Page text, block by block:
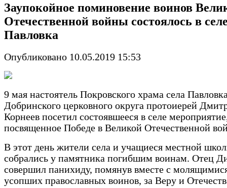
Заупокойное поминовение воинов
Отечественной войны состоялось в
Павловка
Опубликовано 10.05.2019 15:53
9 мая настоятель Покровского храма села
Добринского церковного округа протоиерей
Корнеев посетил состоявшееся в селе
посвященное Победе в Великой Отечественной
В этот день жители села и учащиеся местной
собрались у памятника погибшим воинам. Отец
совершил панихиду, помянув вместе с
усопших православных воинов, за Веру и